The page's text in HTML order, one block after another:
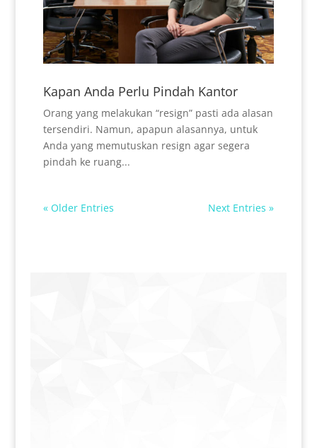
Kapan Anda Perlu Pindah Kantor
Orang yang melakukan “resign” pasti ada alasan
tersendiri. Namun, apapun alasannya, untuk
Anda yang memutuskan resign agar segera
pindah ke ruang...
« Older Entries Next Entries »